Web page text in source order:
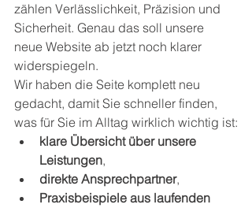
zählen Verlässlichkeit, Präzision und
Sicherheit. Genau das soll unsere
neue Website ab jetzt noch klarer
widerspiegeln.
Wir haben die Seite komplett neu
gedacht, damit Sie schneller finden,
was für Sie im Alltag wirklich wichtig ist:
klare Übersicht über unsere
Leistungen,
direkte Ansprechpartner,
Praxisbeispiele aus laufenden